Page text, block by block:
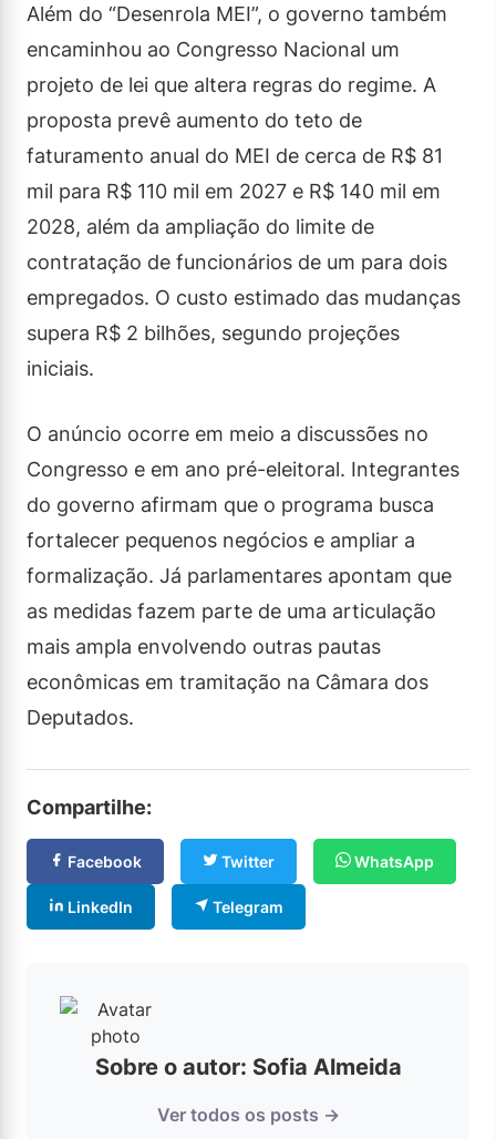
Além do “Desenrola MEI”, o governo também
encaminhou ao Congresso Nacional um
projeto de lei que altera regras do regime. A
proposta prevê aumento do teto de
faturamento anual do MEI de cerca de R$ 81
mil para R$ 110 mil em 2027 e R$ 140 mil em
2028, além da ampliação do limite de
contratação de funcionários de um para dois
empregados. O custo estimado das mudanças
supera R$ 2 bilhões, segundo projeções
iniciais.
O anúncio ocorre em meio a discussões no
Congresso e em ano pré-eleitoral. Integrantes
do governo afirmam que o programa busca
fortalecer pequenos negócios e ampliar a
formalização. Já parlamentares apontam que
as medidas fazem parte de uma articulação
mais ampla envolvendo outras pautas
econômicas em tramitação na Câmara dos
Deputados.
Compartilhe:
Facebook Twitter WhatsApp
LinkedIn Telegram
Sobre o autor: Sofia Almeida
Ver todos os posts →